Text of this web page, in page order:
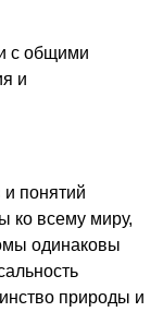
с общими
и
и понятий
ко всему миру,
одинаковы
природы и